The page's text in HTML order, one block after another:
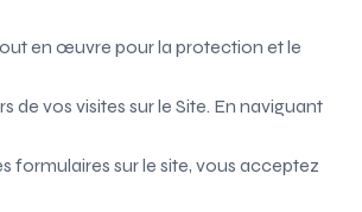
en œuvre pour la protection et le
de vos visites sur le Site. En naviguant
formulaires sur le site, vous acceptez